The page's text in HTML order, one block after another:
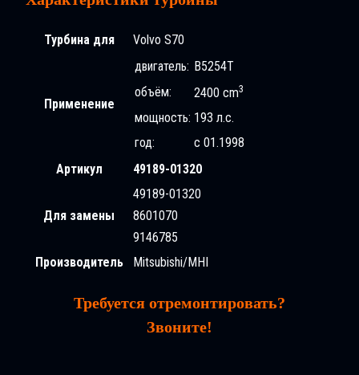
Турбина для Volvo S70
Применение
двигатель: B5254T
объём:
2400 cm3
мощность: 193 л.с.
год:
с 01.1998
Артикул
49189-01320
Для замены
49189-01320
8601070
9146785
Производитель
Mitsubishi/MHI
Требуется отремонтировать?
Звоните!